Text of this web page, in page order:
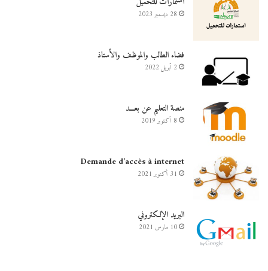
28 ديسمبر 2023
فضاء الطالب والموظف والأستاذ
2 أبريل 2022
منصة التعليم عن بعـــد
8 أكتوبر 2019
Demande d’accès à internet
31 أكتوبر 2021
البريد الإلكتروني
10 مارس 2021